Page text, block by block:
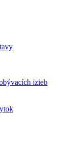
izieb